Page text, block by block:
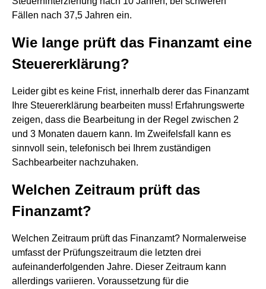
Fällen nach 37,5 Jahren ein.
Wie lange prüft das Finanzamt eine
Steuererklärung?
Leider gibt es keine Frist, innerhalb derer das Finanzamt
Ihre Steuererklärung bearbeiten muss! Erfahrungswerte
zeigen, dass die Bearbeitung in der Regel zwischen 2
und 3 Monaten dauern kann. Im Zweifelsfall kann es
sinnvoll sein, telefonisch bei Ihrem zuständigen
Sachbearbeiter nachzuhaken.
Welchen Zeitraum prüft das
Finanzamt?
Welchen Zeitraum prüft das Finanzamt? Normalerweise
umfasst der Prüfungszeitraum die letzten drei
aufeinanderfolgenden Jahre. Dieser Zeitraum kann
allerdings variieren. Voraussetzung für die